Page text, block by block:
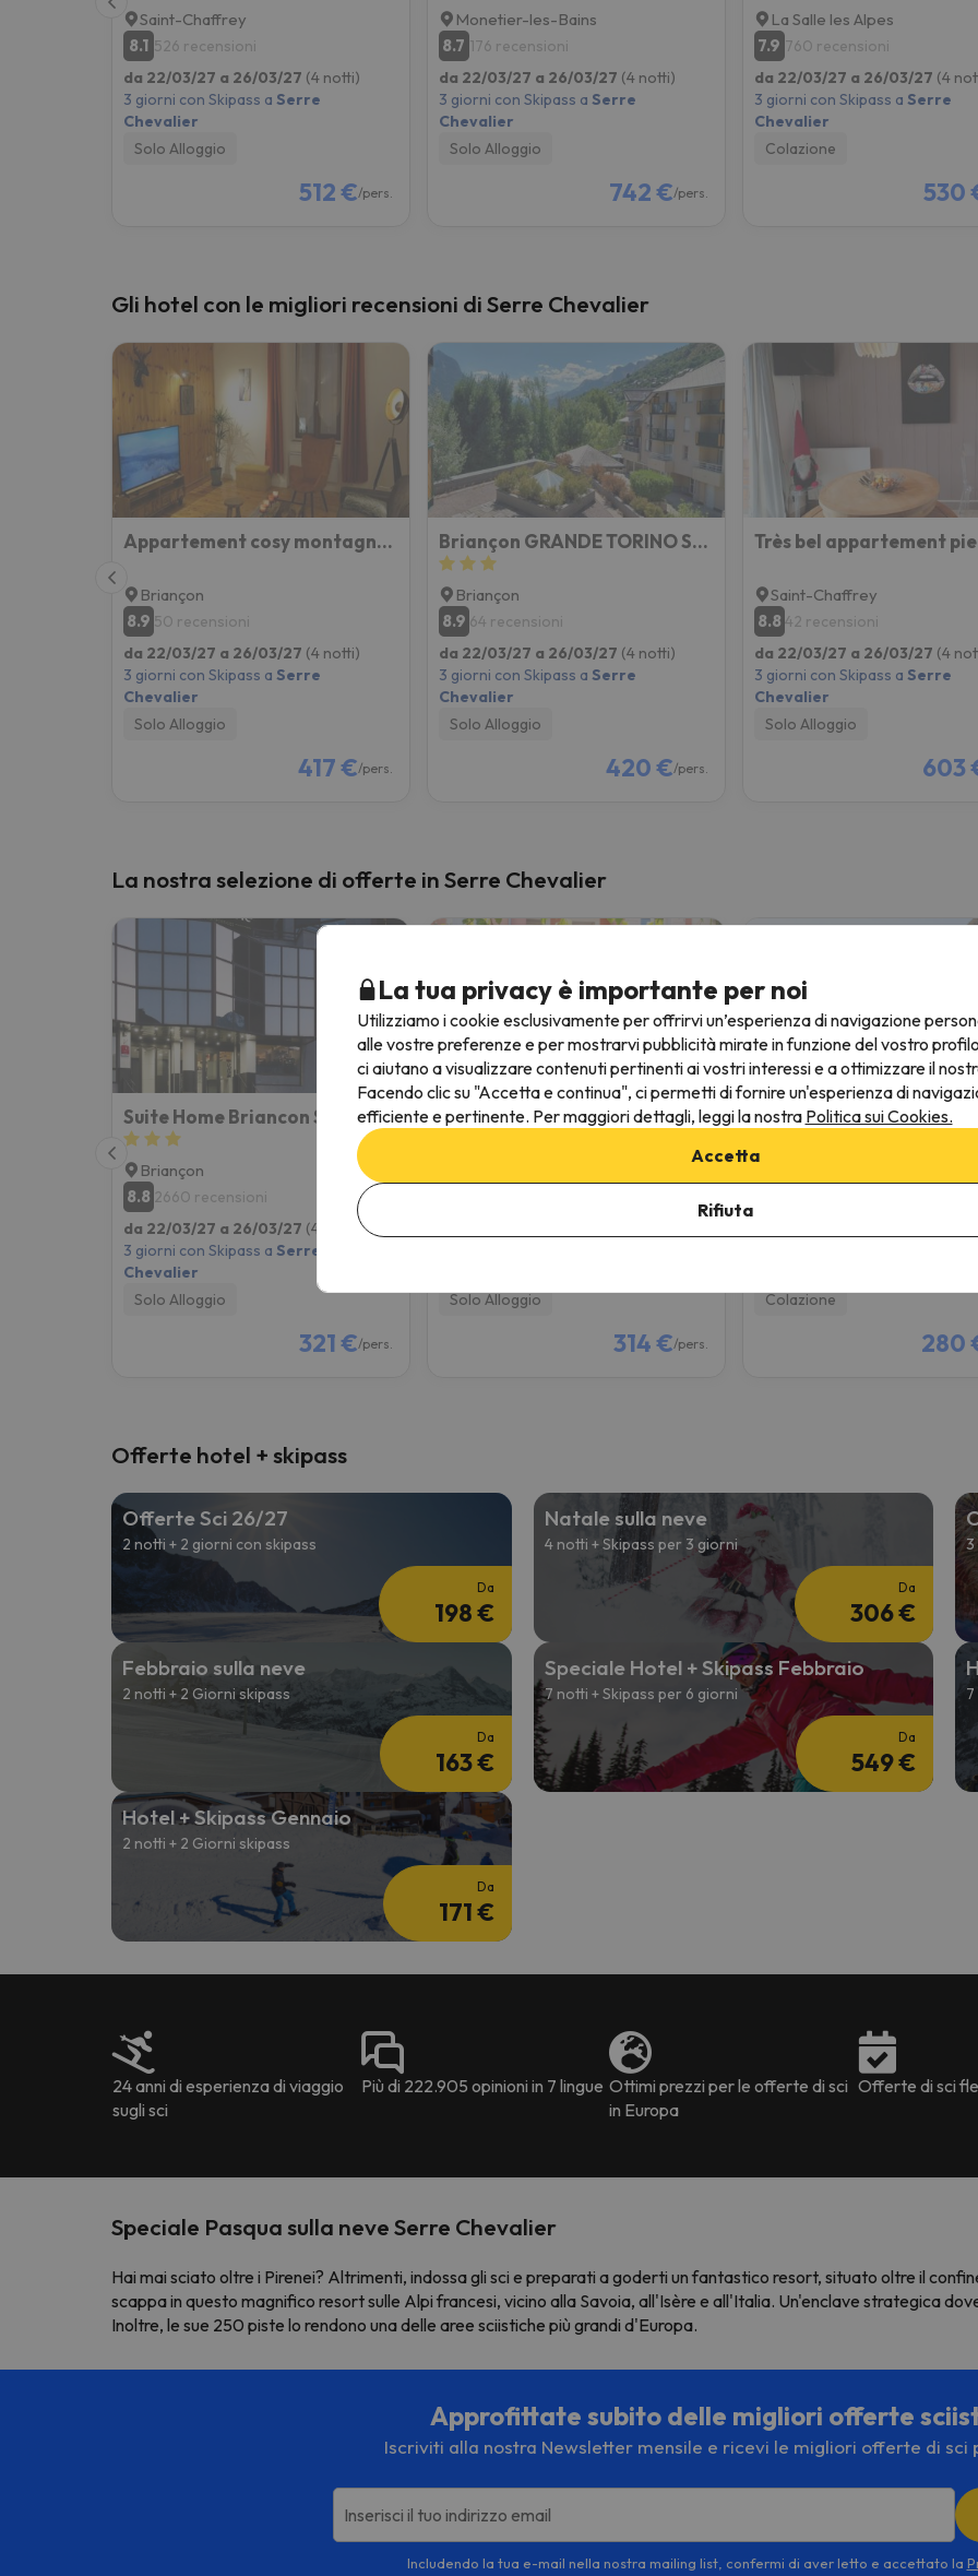
Saint-Chaffrey
8.1 526 recensioni
da 22/03/27 a 26/03/27 (4 notti)
3 giorni con Skipass a Serre
Chevalier
Solo Alloggio
512 €/pers.
Monetier-les-Bains
8.7 176 recensioni
da 22/03/27 a 26/03/27 (4 notti)
3 giorni con Skipass a Serre
Chevalier
Solo Alloggio
742 €/pers.
La Salle les Alpes
7.9 760 recensioni
da 22/03/27 a 26/03/27 (4
3 giorni con Skipass a Serre
Chevalier
Colazione
530
Gli hotel con le migliori recensioni di Serre Chevalier
Appartement cosy montagne, centre ville de Briançon
Briançon
8.9 50 recensioni
da 22/03/27 a 26/03/27 (4 notti)
3 giorni con Skipass a Serre
Chevalier
Solo Alloggio
417 €/pers.
Briançon GRANDE TORINO SKYWAY
Briançon
8.9 64 recensioni
da 22/03/27 a 26/03/27 (4 notti)
3 giorni con Skipass a Serre
Chevalier
Solo Alloggio
420 €/pers.
Saint-Chaffrey
8.8 42 recensioni
da 22/03/27 a 26/03/27 (4
3 giorni con Skipass a Serre
Chevalier
Solo Alloggio
603
La nostra selezione di offerte in Serre Chevalier
Suite Home Briancon Serre Chevalier
Briançon
8.8 2660 recensioni
da 22/03/27 a 26/03/27 (4 notti)
3 giorni con Skipass a Serre
Chevalier
Solo Alloggio
321 €/pers.
Mont-brison
Solo Alloggio
314 €/pers.
Colazione
280
Offerte hotel + skipass
Offerte Sci 26/27
2 notti + 2 giorni con skipass
Da
198 €
Natale sulla neve
4 notti + Skipass per 3 giorni
Da
306 €
3
Febbraio sulla neve
2 notti + 2 Giorni skipass
Da
163 €
Speciale Hotel + Skipass Febbraio
7 notti + Skipass per 6 giorni
Da
549 €
Hotel + Skipass Gennaio
2 notti + 2 Giorni skipass
Da
171 €
24 anni di esperienza di viaggio
sugli sci
Più di 222.905 opinioni in 7 lingue Ottimi prezzi per le offerte di sci
in Europa
Offerte di sci
Speciale Pasqua sulla neve Serre Chevalier
Hai mai sciato oltre i Pirenei? Altrimenti, indossa gli sci e preparati a goderti un fantastico resort, situato oltre il
scappa in questo magnifico resort sulle Alpi francesi, vicino alla Savoia, all'Isère e all'Italia. Un'enclave strategica
Inoltre, le sue 250 piste lo rendono una delle aree sciistiche più grandi d'Europa.
Approfittate subito delle migliori offerte
Iscriviti alla nostra Newsletter mensile e ricevi le migliori offerte di sci
Inserisci il tuo indirizzo email
Includendo la tua e-mail nella nostra mailing list, confermi di aver letto e accettato la
La tua privacy è importante per noi
Utilizziamo i cookie esclusivamente per offrirvi un’esperienza di navigazione
alle vostre preferenze e per mostrarvi pubblicità mirate in funzione del vostro
ci aiutano a visualizzare contenuti pertinenti ai vostri interessi e a ottimizzare il
Facendo clic su "Accetta e continua", ci permetti di fornire un'esperienza di
efficiente e pertinente. Per maggiori dettagli, leggi la nostra Politica sui Cookies.
Accetta
Rifiuta